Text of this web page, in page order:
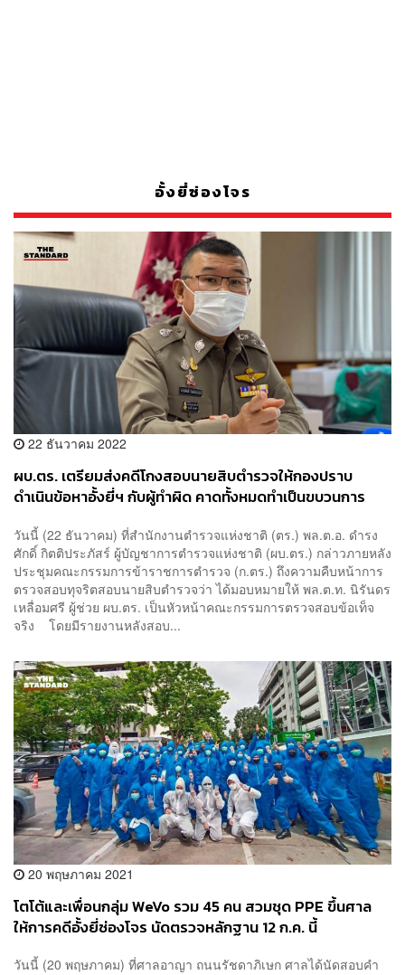
อั้งยี่ซ่องโจร
22 ธันวาคม 2022
ผบ.ตร. เตรียมส่งคดีโกงสอบนายสิบตำรวจให้กองปราบ
ดำเนินข้อหาอั้งยี่ฯ กับผู้ทำผิด คาดทั้งหมดทำเป็นขบวนการ
วันนี้ (22 ธันวาคม) ที่สำนักงานตำรวจแห่งชาติ (ตร.) พล.ต.อ. ดำรง
ศักดิ์ กิตติประภัสร์ ผู้บัญชาการตำรวจแห่งชาติ (ผบ.ตร.) กล่าวภายหลัง
ประชุมคณะกรรมการข้าราชการตำรวจ (ก.ตร.) ถึงความคืบหน้าการ
ตรวจสอบทุจริตสอบนายสิบตำรวจว่า ได้มอบหมายให้ พล.ต.ท. นิรันดร
เหลื่อมศรี ผู้ช่วย ผบ.ตร. เป็นหัวหน้าคณะกรรมการตรวจสอบข้อเท็จ
จริง โดยมีรายงานหลังสอบ...
20 พฤษภาคม 2021
โตโต้และเพื่อนกลุ่ม WeVo รวม 45 คน สวมชุด PPE ขึ้นศาล
ให้การคดีอั้งยี่ซ่องโจร นัดตรวจหลักฐาน 12 ก.ค. นี้
วันนี้ (20 พฤษภาคม) ที่ศาลอาญา ถนนรัชดาภิเษก ศาลได้นัดสอบคำ